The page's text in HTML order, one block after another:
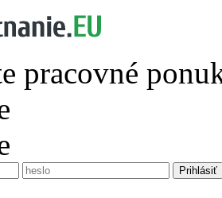
pracovné